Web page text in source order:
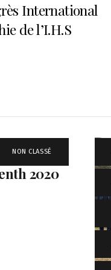
International
de l’I.H.S
NON CLASSÉ
2020